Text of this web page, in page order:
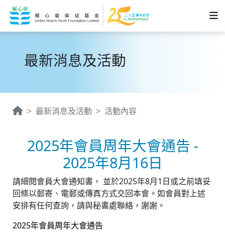
最新消息及活動
最新消息及活動 活動內容
2025年會員周年大會通告 -
2025年8月16日
請細閱會員大會通知書， 並於2025年8月1日或之前填妥
回條以郵寄、電郵或傳真方式交回本會。如會員對上述
安排有任何查詢，請與秘書處聯絡，謝謝。
2025年會員周年大會通告